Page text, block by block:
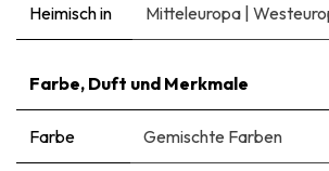
Heimisch in Mitteleuropa |
Farbe, Duft und Merkmale
Farbe Gemischte Farben